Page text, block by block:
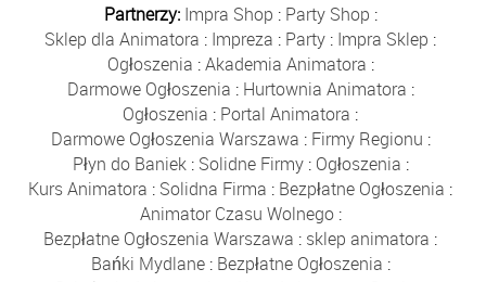
Partnerzy: Impra Shop : Party Shop :
Sklep dla Animatora : Impreza : Party : Impra Sklep :
Ogłoszenia :Akademia Animatora :
Darmowe Ogłoszenia : Hurtownia Animatora :
Ogłoszenia : Portal Animatora :
Darmowe Ogłoszenia Warszawa : Firmy Regionu :
Płyn do Baniek: Solidne Firmy: Ogłoszenia :
Kurs Animatora : Solidna Firma : Bezpłatne Ogłoszenia :
Animator Czasu Wolnego:
Bezpłatne Ogłoszenia Warszawa : sklep animatora :
Bańki Mydlane: Bezpłatne Ogłoszenia :